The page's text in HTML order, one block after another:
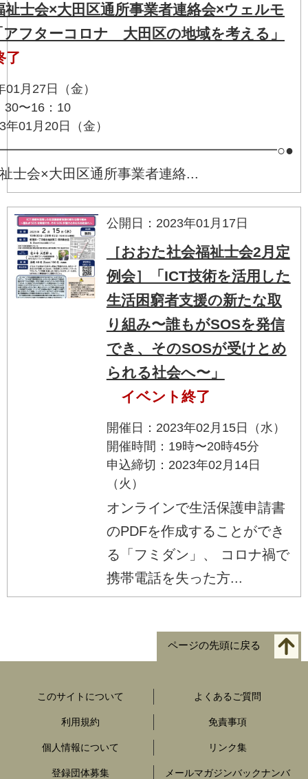
士会×大田区通所事業者連絡会×ウェルモ
アフターコロナ 大田区の地域を考える」
了
月27日（金）
30〜16：10
01月20日（金）
士会×大田区通所事業者連絡...
公開日：2023年01月17日
［おおた社会福祉士会2月定
例会］「ICT技術を活用した
生活困窮者支援の新たな取
り組み〜誰もがSOSを発信
でき、そのSOSが受けとめ
られる社会へ〜」
イベント終了
開催日：2023年02月15日（水）
開催時間：19時〜20時45分
申込締切：2023年02月14日
（火）
オンラインで生活保護申請書
のPDFを作成することができ
る「フミダン」、 コロナ禍で
携帯電話を失った方...
ページの先頭に戻る
このサイトについて よくあるご質問
利用規約 免責事項
個人情報について リンク集
登録団体募集 メールマガジンバックナンバ